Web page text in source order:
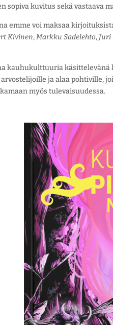
sopiva kuvitus sekä vastaava
emme voi maksaa
Kivinen,Markku Sadelehto, Juri
kauhukulttuuria
ja alaa pohtiville,
myös tulevaisuudessa.